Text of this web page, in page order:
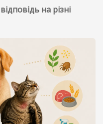
на різні